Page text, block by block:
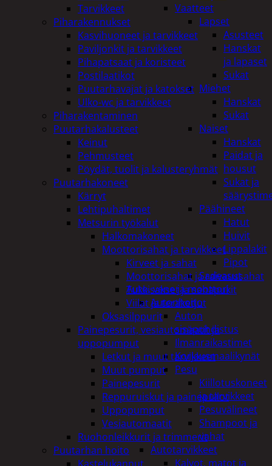
Vaatteet
Lapset
Asusteet
Hanskat
ja lapaset
Sukat
Miehet
Hanskat
Sukat
Naiset
Hanskat
Paidat ja
housut
Sukat ja
Päähineet
Hatut
Huivit
Lippalakit
Pipot
Sadeasut
Auto, vene ja moottori
Autonhoito
Auton
sisäpuhdistus
Ilmanraikastimet
Korjausmaalikynät
Pesu
Kiillotuskoneet
ja tarvikkeet
Pesuvälineet
Shampoot ja
vahat
Autotarvikkeet
Kalvot, matot ja
Tarvikkeet
Piharakennukset
Kasvihuoneet ja tarvikkeet
Paviljonkit ja tarvikkeet
Pihapatsaat ja koristeet
Postilaatikot
Puutarhavajat ja katokset
Ulko-wc ja tarvikkeet
Piharakentaminen
Puutarhakalusteet
Keinut
Pehmusteet
Pöydät, tuolit ja kalusteryhmät
Puutarhakoneet
Kärryt
Lehtipuhaltimet
Metsurin työkalut
Halkomakoneet
Moottorisahat ja tarvikkeet
Kirveet ja sahat
Moottorisahat ja raivaussahat
Tukkisakset ja sahapukit
Viilat ja teräketjut
Oksasilppurit
Painepesurit, vesiautomaatit ja
uppopumput
Letkut ja muut tarvikkeet
Muut pumput
Painepesurit
Reppuruiskut ja painepullot
Uppopumput
Vesiautomaatit
Ruohonleikkurit ja trimmerit
Puutarhan hoito